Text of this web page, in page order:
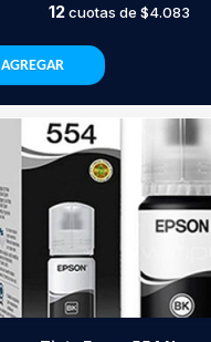
12cuotas de $4.083
AGREGAR